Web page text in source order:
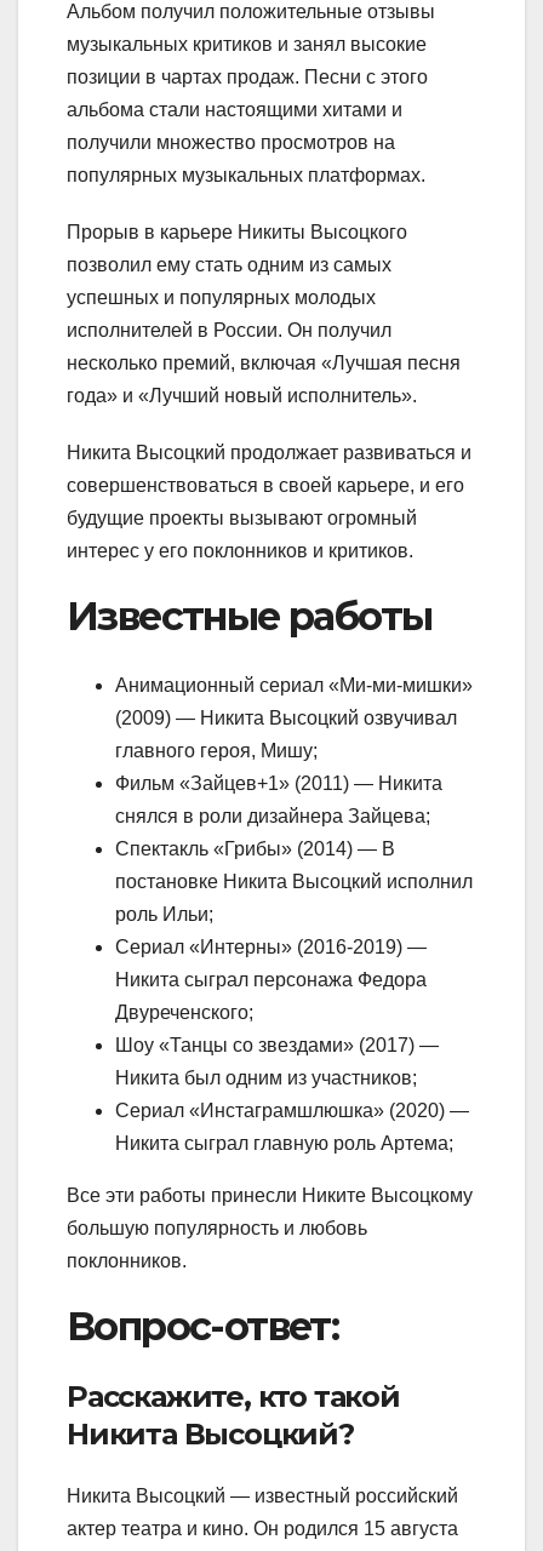
Альбом получил положительные отзывы
музыкальных критиков и занял высокие
позиции в чартах продаж. Песни с этого
альбома стали настоящими хитами и
получили множество просмотров на
популярных музыкальных платформах.
Прорыв в карьере Никиты Высоцкого
позволил ему стать одним из самых
успешных и популярных молодых
исполнителей в России. Он получил
несколько премий, включая «Лучшая песня
года» и «Лучший новый исполнитель».
Никита Высоцкий продолжает развиваться и
совершенствоваться в своей карьере, и его
будущие проекты вызывают огромный
интерес у его поклонников и критиков.
Известные работы
Анимационный сериал «Ми-ми-мишки»
(2009) — Никита Высоцкий озвучивал
главного героя, Мишу;
Фильм «Зайцев+1» (2011) — Никита
снялся в роли дизайнера Зайцева;
Спектакль «Грибы» (2014) — В
постановке Никита Высоцкий исполнил
роль Ильи;
Сериал «Интерны» (2016-2019) —
Никита сыграл персонажа Федора
Двуреченского;
Шоу «Танцы со звездами» (2017) —
Никита был одним из участников;
Сериал «Инстаграмшлюшка» (2020) —
Никита сыграл главную роль Артема;
Все эти работы принесли Никите Высоцкому
большую популярность и любовь
поклонников.
Вопрос-ответ:
Расскажите, кто такой
Никита Высоцкий?
Никита Высоцкий — известный российский
актер театра и кино. Он родился 15 августа